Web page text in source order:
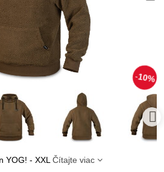
10%
YOG! - XXL Čítajte viac